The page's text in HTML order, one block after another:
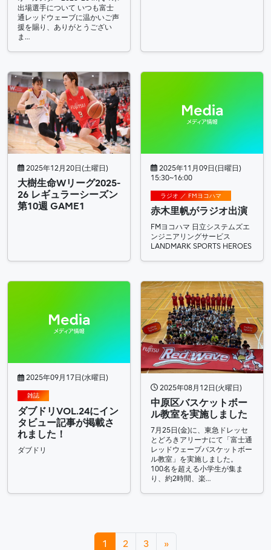
出場選手について いつも富士
通レッドウェーブに温かいご声
援を賜り、ありがとうござい
ま…
2025年12月20日(土曜日)
大樹生命Wリーグ2025-
26 レギュラーシーズン
第10週 GAME1
2025年11月09日(日曜日)
15:30~16:00
ラジオ ／ FMヨコハマ
赤木里帆がラジオ出演
FMヨコハマ 日立システムズエ
ンジニアリングサービス
LANDMARK SPORTS HEROES
2025年09月17日(水曜日)
雑誌
ダブドリVOL.24にイン
タビュー記事が掲載さ
れました！
ダブドリ
2025年08月12日(火曜日)
中原区バスケットボー
ル教室を実施しました
7月25日(金)に、東急ドレッセ
とどろきアリーナにて「富士通
レッドウェーブバスケットボー
ル教室」を実施しました。
100名を超える小学生が集ま
り、約2時間、楽…
投稿ナビゲーション
1 2 3 »